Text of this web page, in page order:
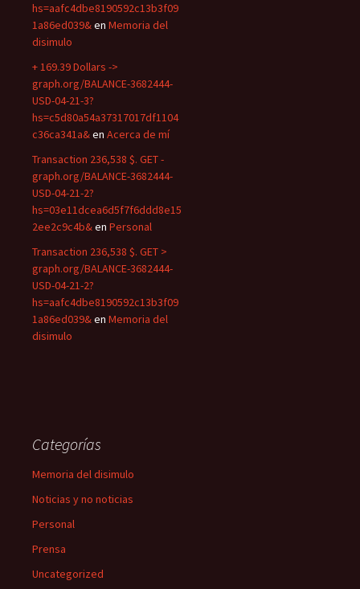
hs=aafc4dbe8190592c13b3f09
1a86ed039&en Memoria del
disimulo
+ 169.39 Dollars ->
graph.org/BALANCE-3682444-
USD-04-21-3?
hs=c5d80a54a37317017df1104
c36ca341a&en Acerca de mí
Transaction 236,538 $. GET -
graph.org/BALANCE-3682444-
USD-04-21-2?
hs=03e11dcea6d5f7f6ddd8e15
2ee2c9c4b&en Personal
Transaction 236,538 $. GET >
graph.org/BALANCE-3682444-
USD-04-21-2?
hs=aafc4dbe8190592c13b3f09
1a86ed039&en Memoria del
disimulo
Categorías
Memoria del disimulo
Noticias y no noticias
Personal
Prensa
Uncategorized